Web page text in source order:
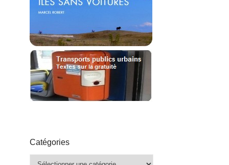
Catégories
Catégories